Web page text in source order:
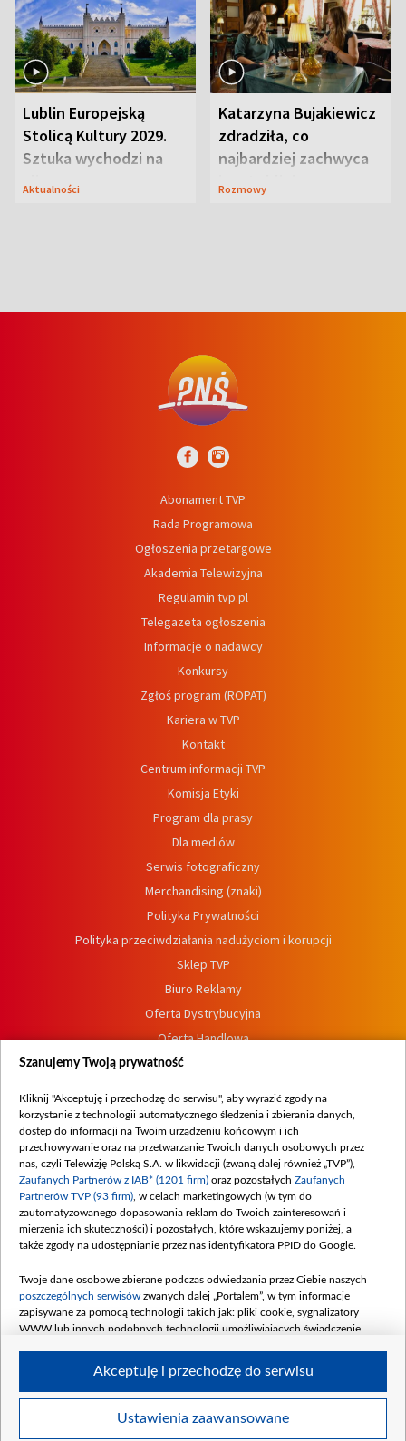
Lublin Europejską
Stolicą Kultury 2029.
Sztuka wychodzi na
ulice
Aktualności
Katarzyna Bujakiewicz
zdradziła, co
najbardziej zachwyca
ją w Lublinie
Rozmowy
Abonament TVP
Rada Programowa
Ogłoszenia przetargowe
Akademia Telewizyjna
Regulamin tvp.pl
Telegazeta ogłoszenia
Informacje o nadawcy
Konkursy
Zgłoś program (ROPAT)
Kariera w TVP
Kontakt
Centrum informacji TVP
Komisja Etyki
Program dla prasy
Dla mediów
Serwis fotograficzny
Merchandising (znaki)
Polityka Prywatności
Polityka przeciwdziałania nadużyciom i korupcji
Sklep TVP
Biuro Reklamy
Oferta Dystrybucyjna
Oferta Handlowa
Dostępność
Procedura zgłoszeń wewnętrznych
Szanujemy Twoją prywatność
Kliknij "Akceptuję i przechodzę do serwisu", aby wyrazić zgody na
korzystanie z technologii automatycznego śledzenia i zbierania danych,
dostęp do informacji na Twoim urządzeniu końcowym i ich
przechowywanie oraz na przetwarzanie Twoich danych osobowych przez
nas, czyli Telewizję Polską S.A. w likwidacji (zwaną dalej również „TVP”),
Zaufanych Partnerów z IAB* (1201 firm) oraz pozostałych Zaufanych
Partnerów TVP (93 firm) , w celach marketingowych (w tym do
zautomatyzowanego dopasowania reklam do Twoich zainteresowań i
mierzenia ich skuteczności) i pozostałych, które wskazujemy poniżej, a
także zgody na udostępnianie przez nas identyfikatora PPID do Google.
Twoje dane osobowe zbierane podczas odwiedzania przez Ciebie naszych
poszczególnych serwisów zwanych dalej „Portalem”, w tym informacje
zapisywane za pomocą technologii takich jak: pliki cookie, sygnalizatory
WWW lub innych podobnych technologii umożliwiających świadczenie
Twoje dane osobowe zbierane podczas odwiedzania przez Ciebie
Ustawienia zaawansowane
Akceptuję i przechodzę do serwisu